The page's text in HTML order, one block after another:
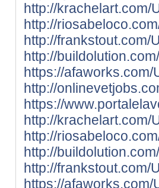
http://krachelart.com/
http://
http://frankstout.com/
http://
https://
http://
https://
http://krachelart.com/
http://
http://
http://frankstout.com/
https://